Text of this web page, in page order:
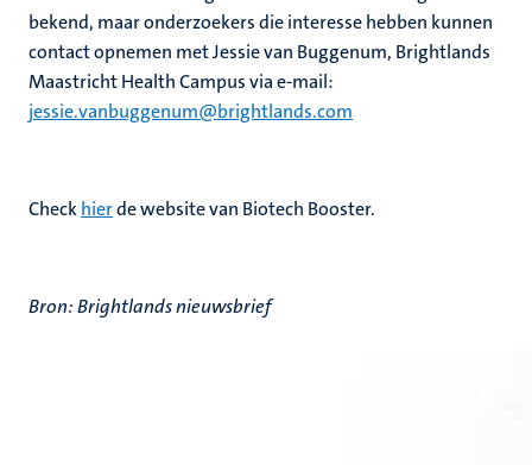
bekend, maar onderzoekers die interesse hebben kunnen
contact opnemen met Jessie van Buggenum, Brightlands
Maastricht Health Campus via e-mail:
jessie.vanbuggenum@brightlands.com
Checkhierde website van Biotech Booster.
Bron: Brightlands nieuwsbrief